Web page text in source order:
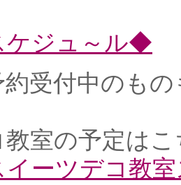
ジュ～ル◆
約受付中のも
教室の予定はこ
ーツデコ教室